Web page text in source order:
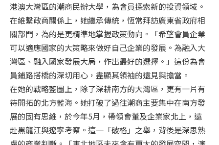
港澳大灣區的潮商民辦大學，為會員探索新的投資領域。
在維繫政商關係上，她繼承傳統，恆常拜訪廣東省政府相
關部門，為的是更精準地掌握政策動向。「希望會員企業
可以適應國家的大策略來做好自己企業的發展。為融入大
灣區、融入國家發展大局，作出最好的選擇。」這份為會
員鋪路搭橋的深切用心，盡顯其領袖的遠見與擔當。
在她的戰略藍圖上，除了深耕南方的大灣區，更有一片有
待開拓的北方藍海。她打破了過往潮商主要集中在南方發
展的固有思維，於今年5月，帶領會董及企業家北上，遠
赴黑龍江與遼寧考察。這一「破格」之舉，背後是深思熟